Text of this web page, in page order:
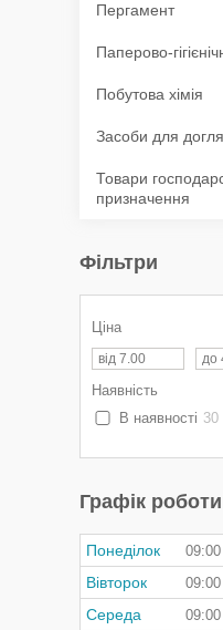
Пергамент
Паперово-
Побутова хімія
Засоби для
Товари
призначення
Фільтри
Ціна
Наявність
В наявності 30
Графік роботи
Понеділок 09:00
Вівторок 09:00
Середа 09:00